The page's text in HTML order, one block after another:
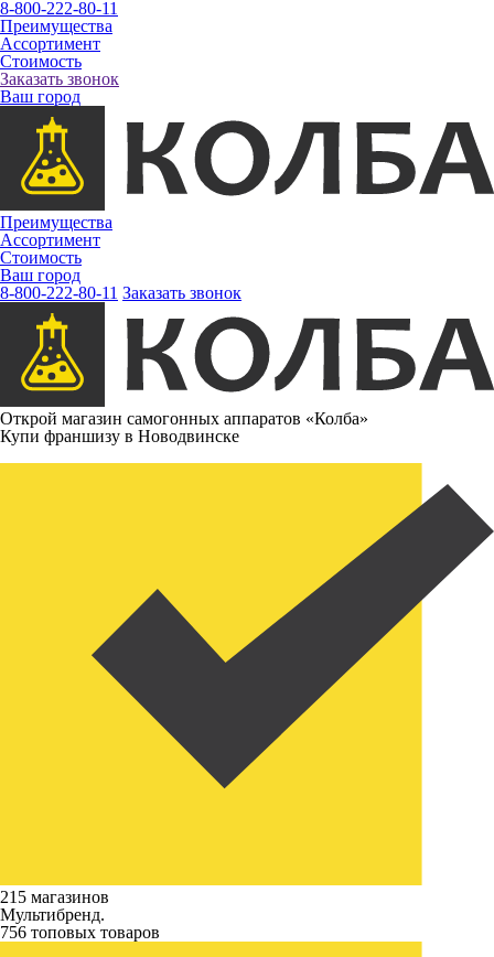
8-800-222-80-11
Преимущества
Ассортимент
Стоимость
Заказать звонок
Ваш город
Преимущества
Ассортимент
Стоимость
Ваш город
8-800-222-80-11 Заказать звонок
Открой магазин самогонных аппаратов «Колба»
Купи франшизу в Новодвинске
215 магазинов
Мультибренд.
756 топовых товаров